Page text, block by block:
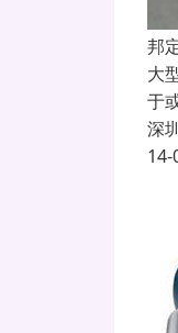
邦
大
于
深
14-